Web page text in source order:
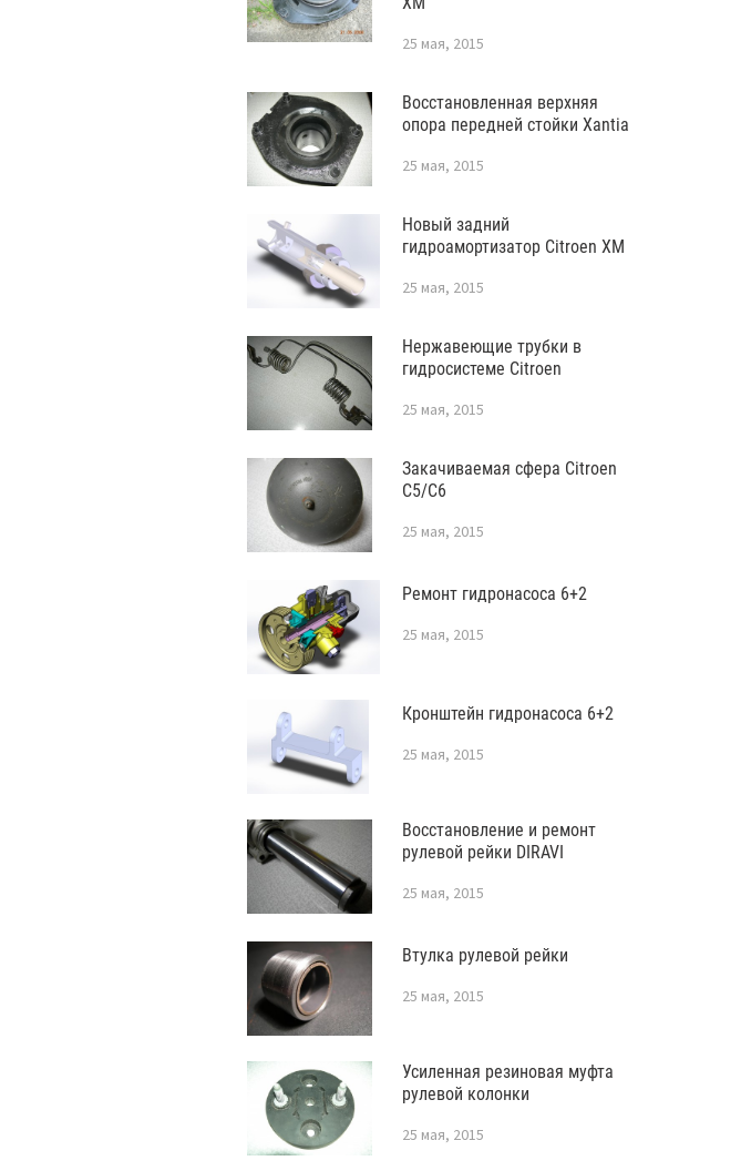
25 мая, 2015
Восстановленная верхняя
опора передней стойки Xantia
25 мая, 2015
Новый задний
гидроамортизатор Citroen XM
25 мая, 2015
Нержавеющие трубки в
гидросистеме Citroen
25 мая, 2015
Закачиваемая сфера Citroen
C5/C6
25 мая, 2015
Ремонт гидронасоса 6+2
25 мая, 2015
Кронштейн гидронасоса 6+2
25 мая, 2015
Восстановление и ремонт
рулевой рейки DIRAVI
25 мая, 2015
Втулка рулевой рейки
25 мая, 2015
Усиленная резиновая муфта
рулевой колонки
25 мая, 2015